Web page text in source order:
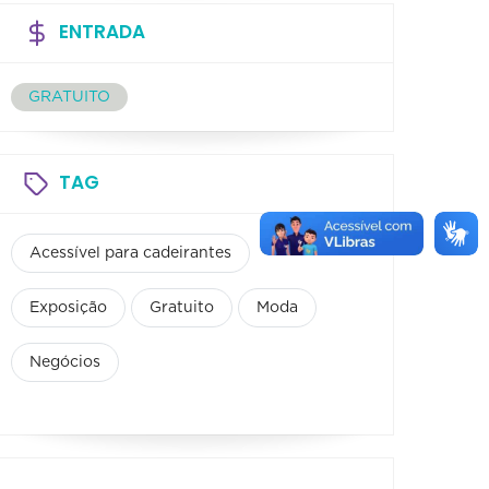
ENTRADA
GRATUITO
TAG
Acessível para cadeirantes
Exposição Gratuito Moda
Negócios